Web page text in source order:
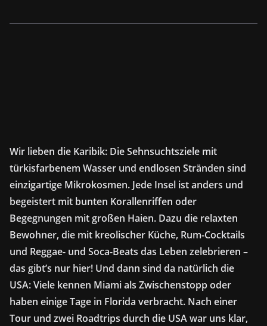
Wir lieben die Karibik: Die Sehnsuchtsziele mit
türkisfarbenem Wasser und endlosen Stränden sind
einzigartige Mikrokosmen. Jede Insel ist anders und
begeistert mit bunten Korallenriffen oder
Begegnungen mit großen Haien. Dazu die relaxten
Bewohner, die mit kreolischer Küche, Rum-Cocktails
und Reggae- und Soca-Beats das Leben zelebrieren –
das gibt’s nur hier! Und dann sind da natürlich die
USA: Viele kennen Miami als Zwischenstopp oder
haben einige Tage in Florida verbracht. Nach einer
Tour und zwei Roadtrips durch die USA war uns klar,